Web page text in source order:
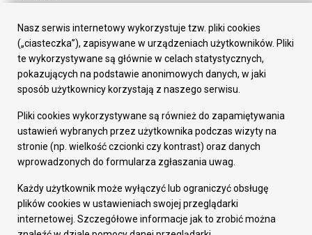
Załatw sprawę
Prezydent Miasta
Rada Miasta
Wydziały
Elektroniczna Skrzynka Podawcza
Gospodarka
Fundusze europejskie
Środki krajowe
Oferty inwestycyjne
Pozostałe
Deklaracja dostępności
Dane osobowe
Nasz serwis internetowy wykorzystuje tzw. pliki cookies
(„ciasteczka”), zapisywane w urządzeniach użytkowników. Pliki
te wykorzystywane są głównie w celach statystycznych,
pokazujących na podstawie anonimowych danych, w jaki
sposób użytkownicy korzystają z naszego serwisu.
Pliki cookies wykorzystywane są również do zapamiętywania
ustawień wybranych przez użytkownika podczas wizyty na
stronie (np. wielkość czcionki czy kontrast) oraz danych
wprowadzonych do formularza zgłaszania uwag.
Każdy użytkownik może wyłączyć lub ograniczyć obsługę
plików cookies w ustawieniach swojej przeglądarki
internetowej. Szczegółowe informacje jak to zrobić można